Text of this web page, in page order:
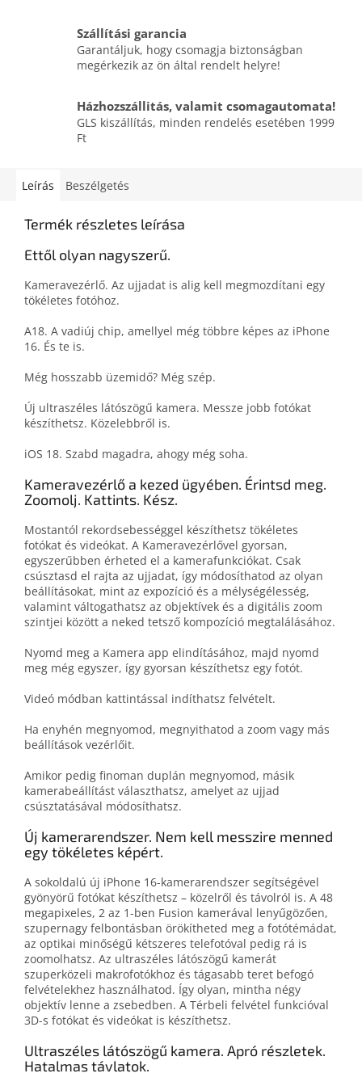
Szállítási garancia
Garantáljuk, hogy csomagja biztonságban
megérkezik az ön által rendelt helyre!
Házhozszállitás, valamit csomagautomata!
GLS kiszállítás, minden rendelés esetében 1999
Ft
Leírás Beszélgetés
Termék részletes leírása
Ettől olyan nagyszerű.
Kamera­vezérlő. Az ujjadat is alig kell megmozdítani egy
tökéletes fotóhoz.
A18. A vadiúj chip, amellyel még többre képes az iPhone
16. És te is.
Még hosszabb üzemidő? Még szép.
Új ultraszéles látószögű kamera. Messze jobb fotókat
készíthetsz. Közelebbről is.
iOS 18. Szabd magadra, ahogy még soha.
Kamera­vezérlő a kezed ügyében. Érintsd meg.
Zoomolj. Kattints. Kész.
Mostantól rekordsebességgel készíthetsz tökéletes
fotókat és videókat. A Kameravezérlővel gyorsan,
egyszerűbben érheted el a kamerafunkciókat. Csak
csúsztasd el rajta az ujjadat, így módosíthatod az olyan
beállításokat, mint az expozíció és a mélységélesség,
valamint váltogathatsz az objektívek és a digitális zoom
szintjei között a neked tetsző kompozíció megtalálásához.
Nyomd meg a Kamera app elindításához, majd nyomd
meg még egyszer, így gyorsan készíthetsz egy fotót.
Videó módban kattintással indíthatsz felvételt.
Ha enyhén megnyomod, megnyithatod a zoom vagy más
beállítások vezérlőit.
Amikor pedig finoman duplán megnyomod, másik
kamerabeállítást választhatsz, amelyet az ujjad
csúsztatásával módosíthatsz.
Új kamera­rendszer. Nem kell messzire menned
egy tökéletes képért.
A sokoldalú új iPhone 16-kamerarendszer segítségével
gyönyörű fotókat készíthetsz – közelről és távolról is. A 48
megapixeles, 2 az 1-ben Fusion kamerával lenyűgözően,
szupernagy felbontásban örökítheted meg a fotótémádat,
az optikai minőségű kétszeres telefotóval pedig rá is
zoomolhatsz. Az ultraszéles látószögű kamerát
szuperközeli makrofotókhoz és tágasabb teret befogó
felvételekhez használhatod. Így olyan, mintha négy
objektív lenne a zsebedben. A Térbeli felvétel funkcióval
3D-s fotókat és videókat is készíthetsz.
Ultraszéles látószögű kamera. Apró részletek.
Hatalmas távlatok.